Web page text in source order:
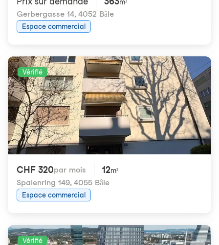
m²
Gerbergasse 14, 4052 Bâle
Espace commercial
Vérifié
CHF 320par mois 12m²
Spalenring 149, 4055 Bâle
Espace commercial
Vérifié